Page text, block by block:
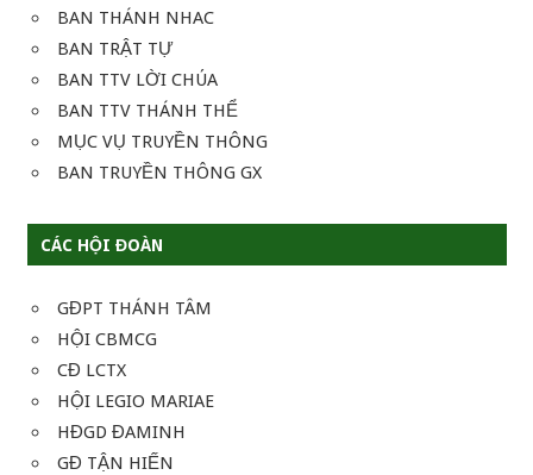
BAN THÁNH NHAC
BAN TRẬT TỰ
BAN TTV LỜI CHÚA
BAN TTV THÁNH THỂ
MỤC VỤ TRUYỀN THÔNG
BAN TRUYỀN THÔNG GX
CÁC HỘI ĐOÀN
GĐPT THÁNH TÂM
HỘI CBMCG
CĐ LCTX
HỘI LEGIO MARIAE
HĐGD ĐAMINH
GĐ TẬN HIẾN